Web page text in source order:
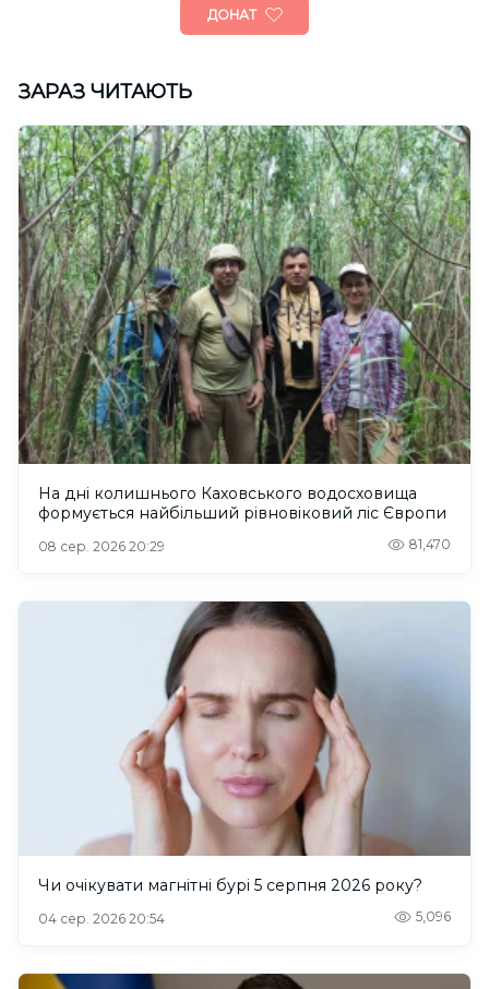
ДОНАТ
ЗАРАЗ ЧИТАЮТЬ
На дні колишнього Каховського водосховища
формується найбільший рівновіковий ліс Європи
08 сер. 2026 20:29 81,470
Чи очікувати магнітні бурі 5 серпня 2026 року?
04 сер. 2026 20:54 5,096